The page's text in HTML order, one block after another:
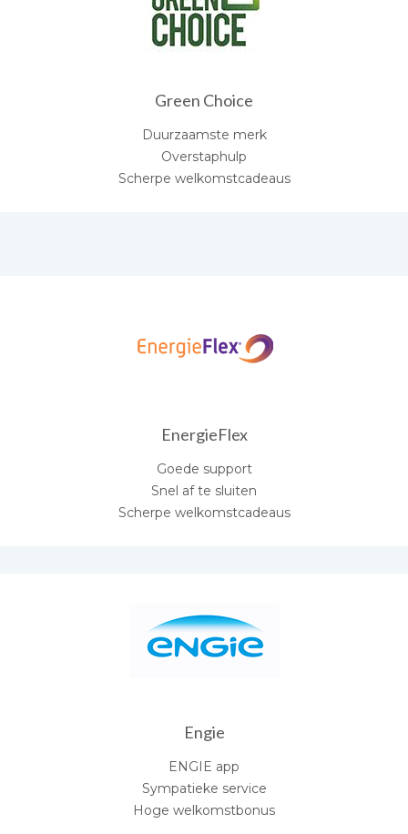
Green Choice
Duurzaamste merk
Overstaphulp
Scherpe welkomstcadeaus
EnergieFlex
Goede support
Snel af te sluiten
Scherpe welkomstcadeaus
Engie
ENGIE app
Sympatieke service
Hoge welkomstbonus